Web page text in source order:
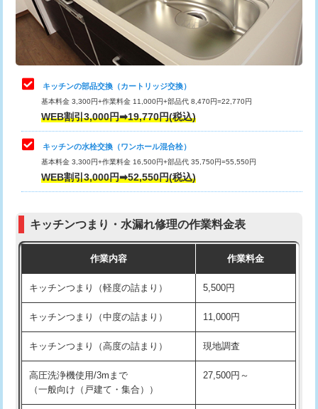
め込み）)
給水管工事※（土の掘削・埋め戻し作
11,000円
給水管工事※（塩ビ管（VP・HI）使
用/3ｍまで)
給水管工事※（塩ビ管（VP・HI）使
用（追加）/3ｍ超え)
給水管工事※（ライニング鋼管・銅
管・ポリ管・HT管使用/3ｍまで)
44,000円
管・ポリ管・HT管使用/3ｍ超え)
排水管工事（土の掘削・埋め戻し作
11,000円~
排水管工事（排水管工事/3ｍまで） 55,000円
排水管工事（追加 排水管工事/3ｍ超
+11,000円
マス交換（土の掘削・埋め戻し作業）
マス交換（深さ50㎝未満）
止水・漏水調査・防水処理・清掃・修
理・調整・分解・加工など（軽作業）
11,000円
止水・漏水調査・防水処理・清掃・修
理・調整・分解・加工など（中作業）
22,000円
止水・漏水調査・防水処理・清掃・修
理・調整・分解・加工など（重作業）
33,000円
お風呂タンク脱着
その他部品の脱着
式・ワンホール）)
交換・取付(排水栓・排水トラップ
22,000円+材料費
持込商品取付（単水栓）
キッチンの部品交換（カートリッジ交換）
基本料金 3,300円+作業料金 11,000円+部品代 8,470円=22,770円
WEB割引3,000円➡19,770円(税込)
キッチンの水栓交換（ワンホール混合栓）
基本料金 3,300円+作業料金 16,500円+部品代 35,750円=55,550円
WEB割引3,000円➡52,550円(税込)
キッチンつまり・水漏れ修理の作業料金表
作業内容 作業料金
キッチンつまり（軽度の詰まり） 5,500円
キッチンつまり（中度の詰まり） 11,000円
キッチンつまり（高度の詰まり） 現地調査
高圧洗浄機使用/3mまで
（一般向け（戸建て・集合））
27,500円～